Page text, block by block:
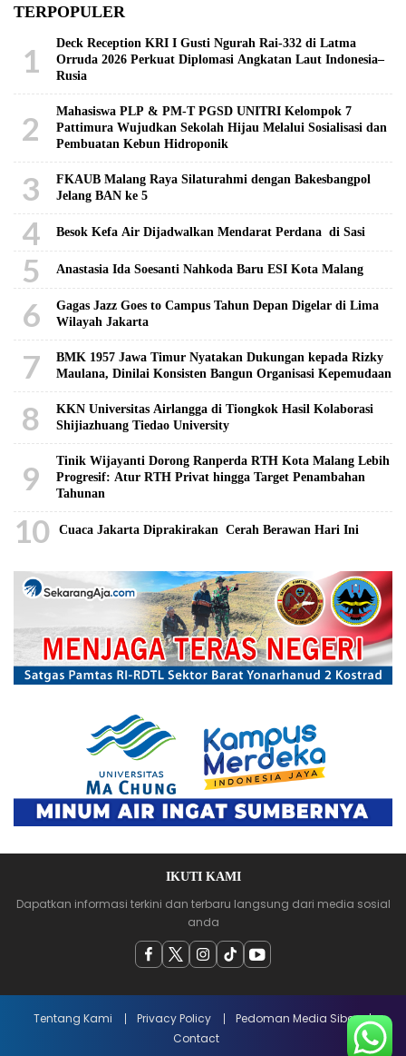
TERPOPULER
1
Deck Reception KRI I Gusti Ngurah Rai-332 di Latma
Orruda 2026 Perkuat Diplomasi Angkatan Laut Indonesia–
Rusia
2
Mahasiswa PLP & PM-T PGSD UNITRI Kelompok 7
Pattimura Wujudkan Sekolah Hijau Melalui Sosialisasi dan
Pembuatan Kebun Hidroponik
3
FKAUB Malang Raya Silaturahmi dengan Bakesbangpol
Jelang BAN ke 5
4 Besok Kefa Air Dijadwalkan Mendarat Perdana di Sasi
5 Anastasia Ida Soesanti Nahkoda Baru ESI Kota Malang
6
Gagas Jazz Goes to Campus Tahun Depan Digelar di Lima
Wilayah Jakarta
7
BMK 1957 Jawa Timur Nyatakan Dukungan kepada Rizky
Maulana, Dinilai Konsisten Bangun Organisasi Kepemudaan
8
KKN Universitas Airlangga di Tiongkok Hasil Kolaborasi ​
Shijiazhuang Tiedao University
9
Tinik Wijayanti Dorong Ranperda RTH Kota Malang Lebih
Progresif: Atur RTH Privat hingga Target Penambahan
Tahunan
10 Cuaca Jakarta Diprakirakan Cerah Berawan Hari Ini
IKUTI KAMI
Dapatkan informasi terkini dan terbaru langsung dari media sosial
anda
Tentang Kami Privacy Policy
Pedoman Media Siber
Contact